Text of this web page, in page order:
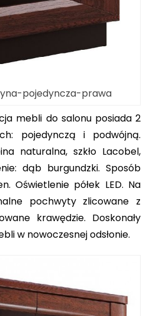
pojedyncza-prawa
mebli do salonu posiada 2
pojedynczą i podwójną.
naturalna, szkło Lacobel,
dąb burgundzki. Sposób
Oświetlenie półek LED. Na
pochwyty zlicowane z
krawędzie. Doskonały
w nowoczesnej odsłonie.